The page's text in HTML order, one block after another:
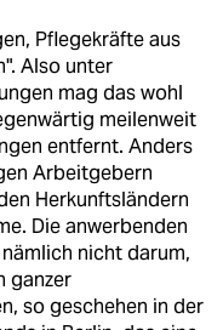
Pflegekräfte aus
Also unter
mag das wohl
meilenweit
entfernt. Anders
Arbeitgebern
Herkunftsländern
Die anwerbenden
nicht darum,
ganzer
so geschehen in der